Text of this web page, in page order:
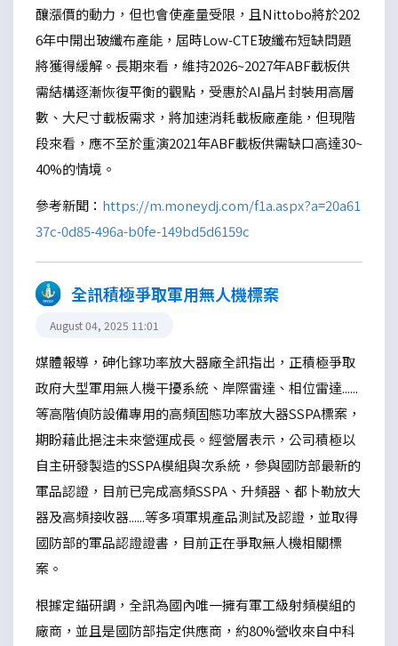
釀漲價的動力，但也會使產量受限，且Nittobo將於202
6年中開出玻纖布產能，屆時Low-CTE玻纖布短缺問題
將獲得緩解。長期來看，維持2026~2027年ABF載板供
需結構逐漸恢復平衡的觀點，受惠於AI晶片封裝用高層
數、大尺寸載板需求，將加速消耗載板廠產能，但現階
段來看，應不至於重演2021年ABF載板供需缺口高達30~
40%的情境。
參考新聞： https://m.moneydj.com/f1a.aspx?a=20a61
37c-0d85-496a-b0fe-149bd5d6159c
全訊積極爭取軍用無人機標案
August 04, 2025 11:01
媒體報導，砷化鎵功率放大器廠全訊指出，正積極爭取
政府大型軍用無人機干擾系統、岸際雷達、相位雷達......
等高階偵防設備專用的高頻固態功率放大器SSPA標案，
期盼藉此挹注未來營運成長。經營層表示，公司積極以
自主研發製造的SSPA模組與次系統，參與國防部最新的
軍品認證，目前已完成高頻SSPA、升頻器、都卜勒放大
器及高頻接收器......等多項軍規產品測試及認證，並取得
國防部的軍品認證證書，目前正在爭取無人機相關標
案。
根據定錨研調，全訊為國內唯一擁有軍工級射頻模組的
廠商，並且是國防部指定供應商，約80%營收來自中科